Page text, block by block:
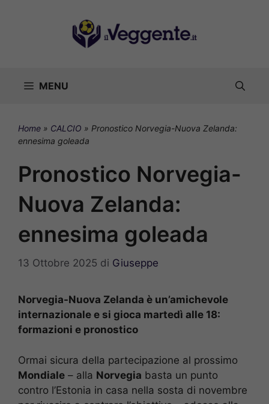
MENU
Home » CALCIO » Pronostico Norvegia-Nuova Zelanda:
ennesima goleada
Pronostico Norvegia-
Nuova Zelanda:
ennesima goleada
13 Ottobre 2025 di Giuseppe
Norvegia-Nuova Zelanda è un’amichevole
internazionale e si gioca martedì alle 18:
formazioni e pronostico
Ormai sicura della partecipazione al prossimo
Mondiale – alla Norvegia basta un punto
contro l’Estonia in casa nella sosta di novembre